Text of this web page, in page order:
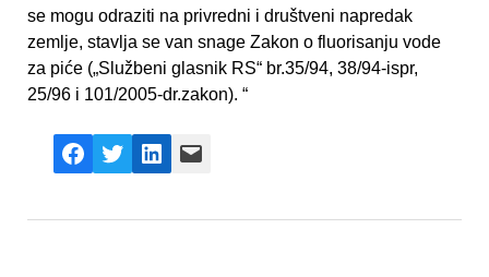
se mogu odraziti na privredni i društveni napredak
zemlje, stavlja se van snage Zakon o fluorisanju vode
za piće („Službeni glasnik RS“ br.35/94, 38/94-ispr,
25/96 i 101/2005-dr.zakon). “
Facebook
X LinkedIn
Mail